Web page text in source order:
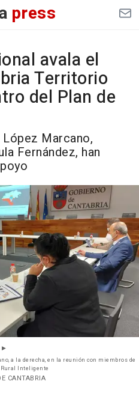
press
avala el
Territorio
del Plan de
Marcano,
Fernández, han
a la derecha, en la reunión con miembros de
Inteligente
CANTABRIA